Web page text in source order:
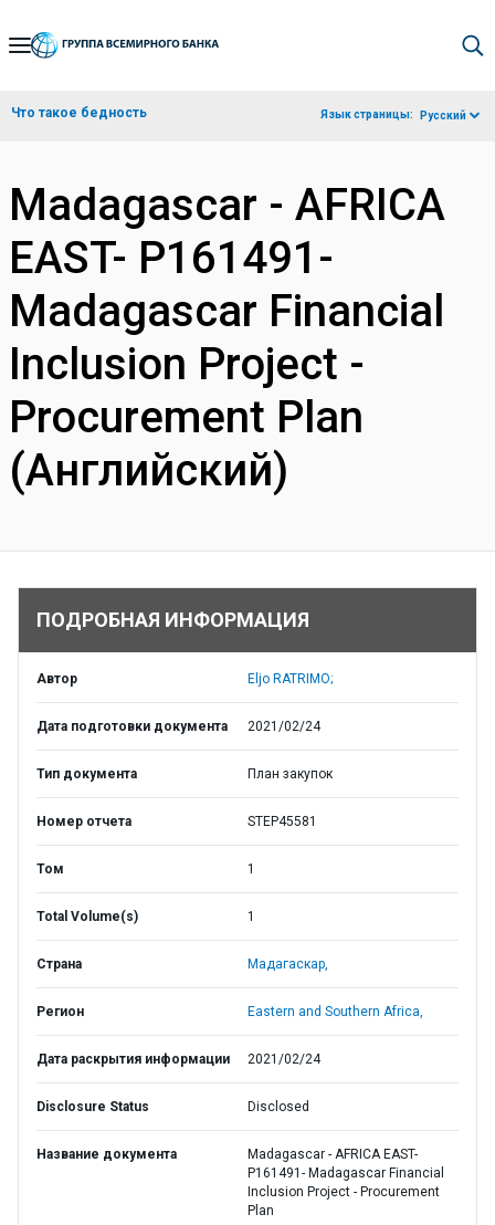
Skip
Navigation
Что такое бедность Язык страницы: Русский
Madagascar - AFRICA
EAST- P161491-
Madagascar Financial
Inclusion Project -
Procurement Plan
(Английский)
ПОДРОБНАЯ ИНФОРМАЦИЯ
Автор Eljo RATRIMO;
Дата подготовки документа 2021/02/24
Тип документа План закупок
Номер отчета STEP45581
Том 1
Total Volume(s) 1
Страна Мадагаскар,
Регион Eastern and Southern Africa,
Дата раскрытия информации 2021/02/24
Disclosure Status Disclosed
Название документа
Madagascar - AFRICA EAST-
P161491- Madagascar Financial
Inclusion Project - Procurement
Plan